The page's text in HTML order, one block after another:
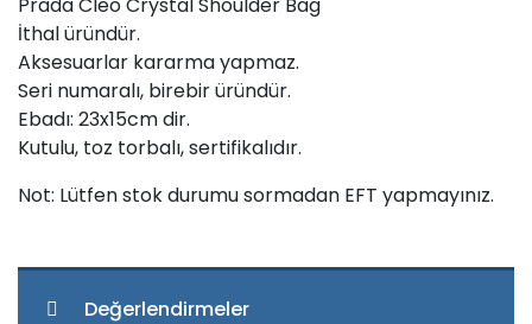
İthal üründür.
Aksesuarlar kararma yapmaz.
Seri numaralı, birebir üründür.
Ebadı: 23x15cm dir.
Kutulu, toz torbalı, sertifikalıdır.
Not: Lütfen stok durumu sormadan EFT yapmayınız.
Değerlendirmeler